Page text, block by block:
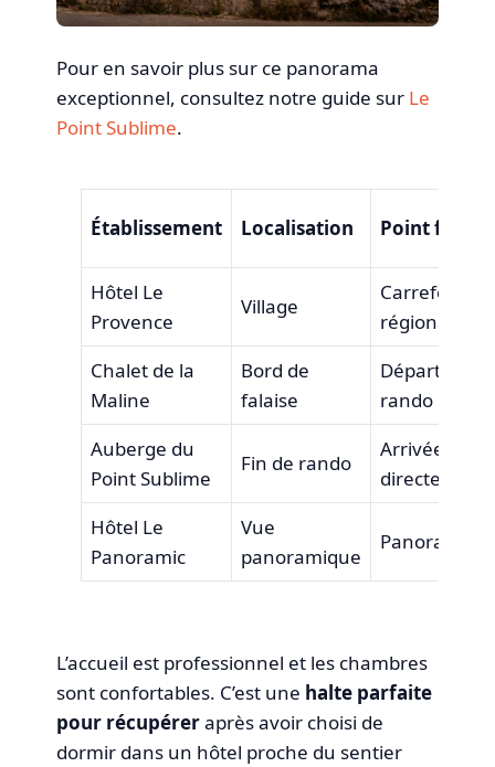
Pour en savoir plus sur ce panorama
exceptionnel, consultez notre guide sur Le
Point Sublime.
Établissement Localisation Point fort
Hôtel Le
Provence
Village
Carrefour
régional
Chalet de la
Maline
Bord de
falaise
Départ
rando
Auberge du
Point Sublime
Fin de rando
Arrivée
directe
Hôtel Le
Panoramic
Vue
panoramique
Panorama
L’accueil est professionnel et les chambres
sont confortables. C’est une halte parfaite
pour récupéreraprès avoir choisi de
dormir dans un hôtel proche du sentier